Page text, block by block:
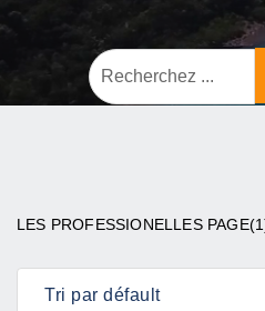
LES PROFESSIONELLES